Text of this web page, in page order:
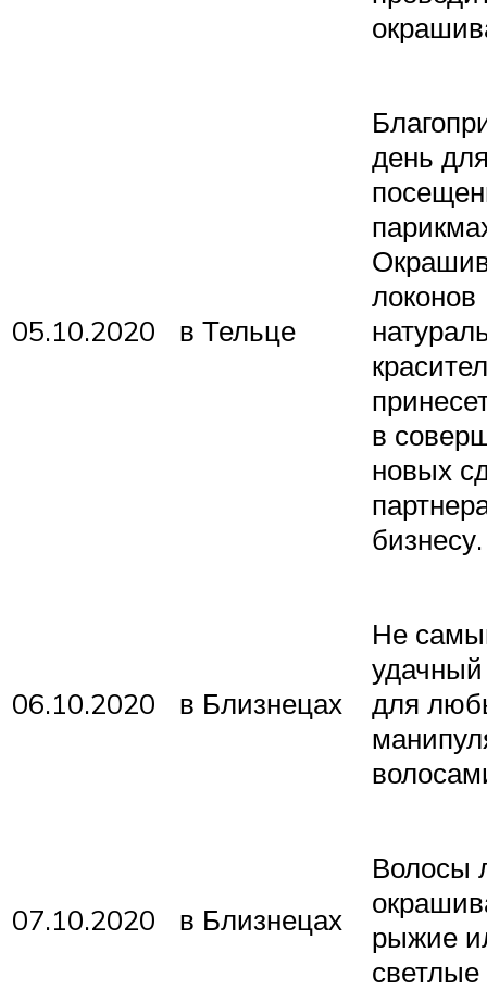
05.10.2020 в Тельце
день
локонов
в
новых
бизнесу.
06.10.2020 в Близнецах
Не
для
07.10.2020 в Близнецах
Волосы
рыжие
светлые